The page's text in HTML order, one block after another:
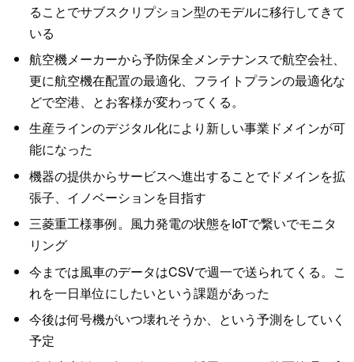
ることでサブスクリプション型のモデルに移行してきて
いる
航空機メーカーから予防保全メンテナンスで航空会社、
更に航空機在配置の最適化、フライトプランの最適化な
どで空港、とお客様が変わってくる。
生産ラインのデジタル化により新しい事業ドメインが可
能になった
機器の提供からサービスへ進出することでドメインを拡
張子、イノベーションを目指す
三菱重工様事例。風力発電の状態をIoTで繋いでモニタ
リング
今までは風車のデータはCSVで週一で送られてくる。こ
れを一日単位にしたいという課題があった
今後は何号機がいつ壊れそうか、という予測をしていく
予定